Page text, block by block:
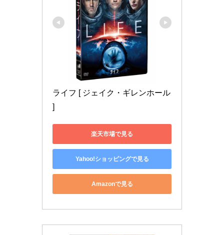
ライフ [ ジェイク・ギレンホール
]
楽天市場で見る
Yahoo!ショッピングで見る
Amazonで見る